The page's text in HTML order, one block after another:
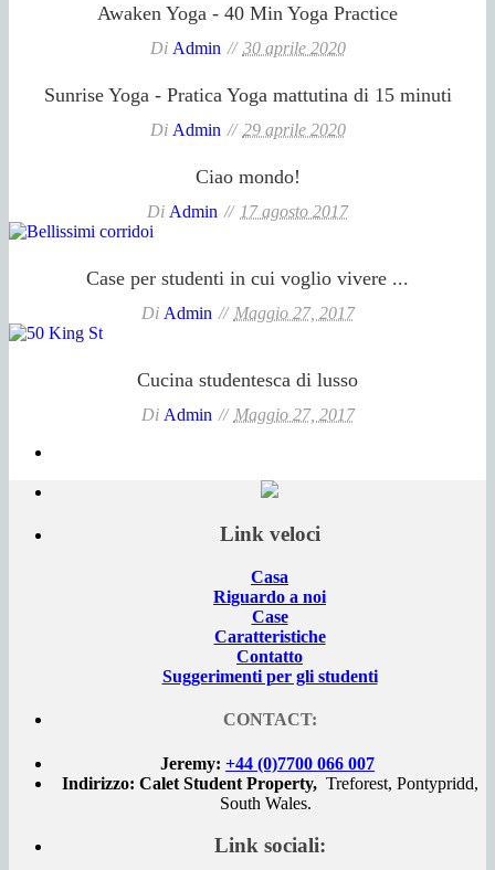
Awaken Yoga - 40 Min Yoga Practice
Di Admin 30 aprile 2020
Sunrise Yoga - Pratica Yoga mattutina di 15 minuti
Di Admin 29 aprile 2020
Ciao mondo!
Di Admin 17 agosto 2017
Case per studenti in cui voglio vivere ...
Di Admin Maggio 27, 2017
Cucina studentesca di lusso
Di Admin Maggio 27, 2017
Link veloci
Casa
Riguardo a noi
Case
Caratteristiche
Contatto
Suggerimenti per gli studenti
CONTACT:
Jeremy: +44 (0)7700 066 007
Indirizzo: Calet Student Property, Treforest, Pontypridd,
South Wales.
Link sociali: